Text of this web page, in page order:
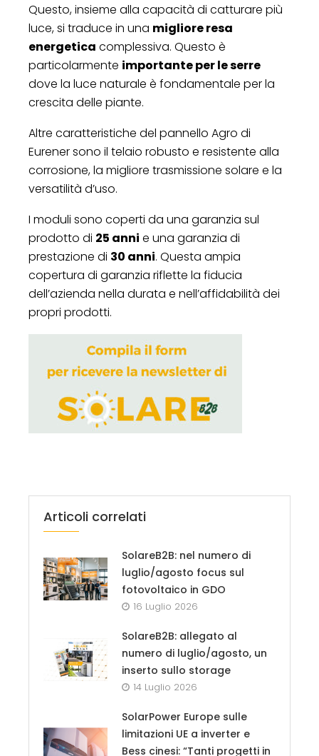
Questo, insieme alla capacità di catturare più
luce, si traduce in una migliore resa
energetica complessiva. Questo è
particolarmente importante per le serre
dove la luce naturale è fondamentale per la
crescita delle piante.
Altre caratteristiche del pannello Agro di
Eurener sono il telaio robusto e resistente alla
corrosione, la migliore trasmissione solare e la
versatilità d’uso.
I moduli sono coperti da una garanzia sul
prodotto di 25 anni e una garanzia di
prestazione di 30 anni. Questa ampia
copertura di garanzia riflette la fiducia
dell’azienda nella durata e nell’affidabilità dei
propri prodotti.
Articoli correlati
SolareB2B: nel numero di
luglio/agosto focus sul
fotovoltaico in GDO
16 Luglio 2026
SolareB2B: allegato al
numero di luglio/agosto, un
inserto sullo storage
14 Luglio 2026
SolarPower Europe sulle
limitazioni UE a inverter e
Bess cinesi: “Tanti progetti in